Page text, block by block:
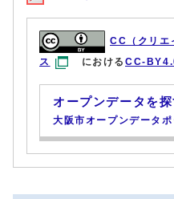
CC（クリエ
ス
におけるCC-
オープンデータを探
大阪市オープンデータ